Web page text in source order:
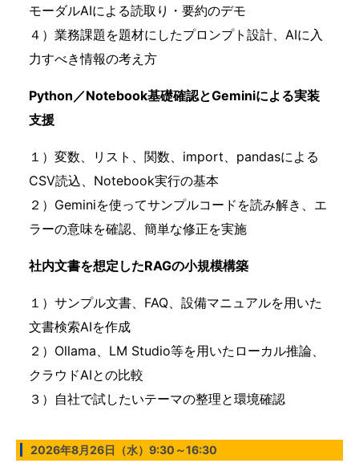
モーダルAIによる読取り・要約のデモ
４）業務課題を題材にしたプロンプト設計、AIに入
力すべき情報の考え方
Python／Notebook基礎確認とGeminiによる実装
支援
１）変数、リスト、関数、import、pandasによる
CSV読込、Notebook実行の基本
２）Geminiを使ってサンプルコードを読み解き、エ
ラーの意味を確認、簡単な修正を実施
社内文書を想定したRAGの小規模構築
１）サンプル文書、FAQ、設備マニュアルを用いた
文書検索AIを作成
２）Ollama、LM Studio等を用いたローカル推論、
クラウドAIとの比較
３）自社で試したいテーマの整理と環境確認
2026年8月26日（水） 9:30～16:30